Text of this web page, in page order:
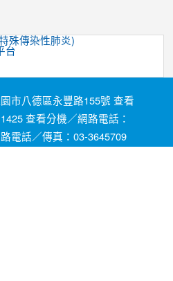
殊傳染性肺炎)
台
市八德區永豐路155號 查看
查看分機／網路電話：
電話／傳真：03-3645709